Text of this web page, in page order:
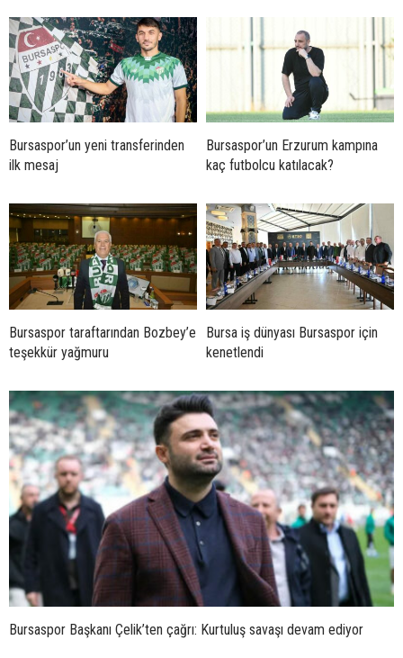
Bursaspor’un yeni transferinden
ilk mesaj
Bursaspor’un Erzurum kampına
kaç futbolcu katılacak?
Bursaspor taraftarından Bozbey’e
teşekkür yağmuru
Bursa iş dünyası Bursaspor için
kenetlendi
Bursaspor Başkanı Çelik’ten çağrı: Kurtuluş savaşı devam ediyor